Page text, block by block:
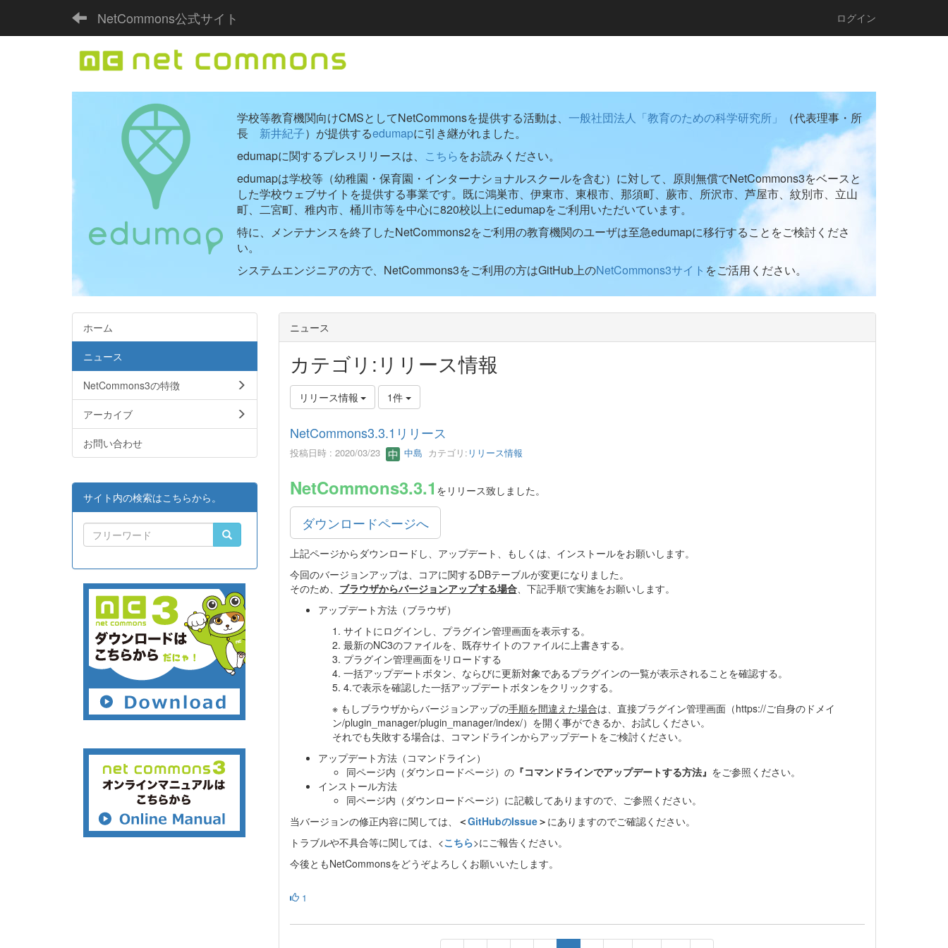
NetCommons公式サイト ログイン
学校等教育機関向けCMSとしてNetCommonsを提供する活動は、 一般社団法人「教育のための科学研究所」
（代表理事・所
長 新井紀子）が提供するedumapに引き継がれました。
edumapに関するプレスリリースは、 こちらをお読みください。
edumapは学校等（幼稚園・保育園・インターナショナルスクールを含む）に対して、原則無償でNetCommons3をベースと
した学校ウェブサイトを提供する事業です。既に鴻巣市、伊東市、東根市、那須町、蕨市、所沢市、芦屋市、紋別市、立山
町、二宮町、稚内市、桶川市等を中心に820校以上にedumapをご利用いただいています。
特に、メンテナンスを終了したNetCommons2をご利用の教育機関のユーザは至急edumapに移行することをご検討くださ
い。
システムエンジニアの方で、NetCommons3をご利用の方はGitHub上のNetCommons3サイト をご活用ください。
ニュース
カテゴリ:リリース情報
リリース情報 1件
NetCommons3.3.1リリース
投稿日時 : 2020/03/23 中島 カテゴリ: リリース情報
NetCommons3.3.1 をリリース致しました。
ダウンロードページへ
上記ページからダウンロードし、アップデート、もしくは、インストールをお願いします。
今回のバージョンアップは、コアに関するDBテーブルが変更になりました。
そのため、 ブラウザからバージョンアップする場合、下記手順で実施をお願いします。
アップデート方法（ブラウザ）
1. サイトにログインし、プラグイン管理画面を表示する。
2. 最新のNC3のファイルを、既存サイトのファイルに上書きする。
3. プラグイン管理画面をリロードする
4. 一括アップデートボタン、ならびに更新対象であるプラグインの一覧が表示されることを確認する。
5. 4.で表示を確認した一括アップデートボタンをクリックする。
※ もしブラウザからバージョンアップの手順を間違えた場合は、直接プラグイン管理画面（https://ご自身のドメイ
ン/plugin_manager/plugin_manager/index/）を開く事ができるか、お試しください。
それでも失敗する場合は、コマンドラインからアップデートをご検討ください。
アップデート方法（コマンドライン）
同ページ内（ダウンロードページ）の『コマンドラインでアップデートする方法』 をご参照ください。
インストール方法
同ページ内（ダウンロードページ）に記載してありますので、ご参照ください。
当バージョンの修正内容に関しては、
＜GitHubのIssue＞ にありますのでご確認ください。
トラブルや不具合等に関しては、<こちら>にご報告ください。
今後ともNetCommonsをどうぞよろしくお願いいたします。
1
ホーム
ニュース
NetCommons3の特徴
アーカイブ
お問い合わせ
サイト内の検索はこちらから。